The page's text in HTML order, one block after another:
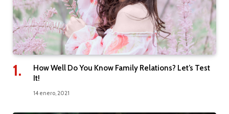
How Well Do You Know Family Relations? Let’s Test
It!
14 enero, 2021